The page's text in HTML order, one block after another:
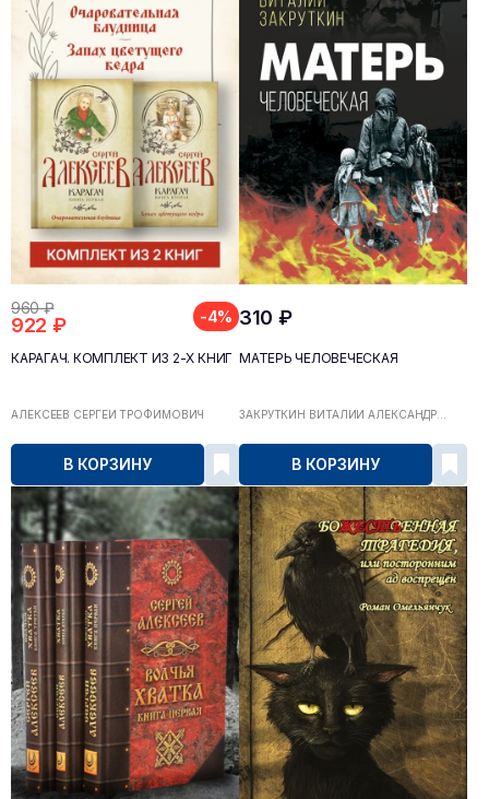
960 ₽
922 ₽ -4%
КАРАГАЧ. КОМПЛЕКТ ИЗ 2-Х КНИГ
АЛЕКСЕЕВ СЕРГЕЙ ТРОФИМОВИЧ
В КОРЗИНУ
310 ₽
МАТЕРЬ ЧЕЛОВЕЧЕСКАЯ
ЗАКРУТКИН ВИТАЛИЙ АЛЕКСАНДР...
В КОРЗИНУ